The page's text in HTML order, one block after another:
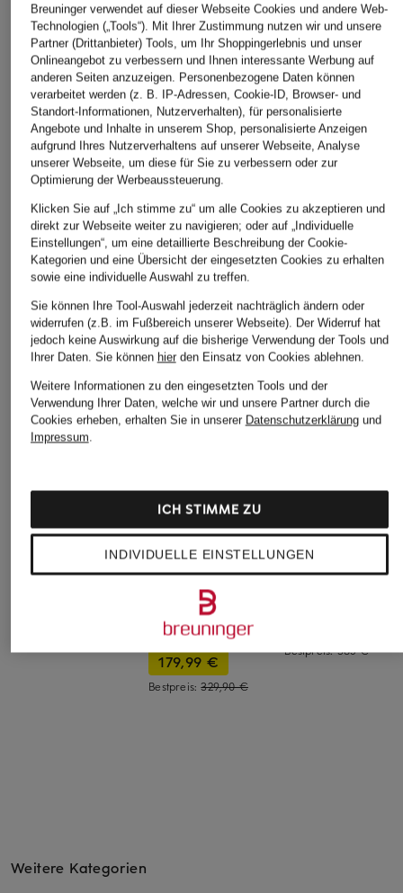
ÄHNLICHE ARTIKEL ENTDECKEN
+Aktionsrabatt
TOMMY HILFIGER
Blazer
179,99 €
Bestpreis:329,90 €
Bestpreis:385 €
Weitere Kategorien
Breuninger verwendet auf dieser Webseite Cookies und andere Web-
Technologien („Tools“). Mit Ihrer Zustimmung nutzen wir und unsere
Partner (Drittanbieter) Tools, um Ihr Shoppingerlebnis und unser
Onlineangebot zu verbessern und Ihnen interessante Werbung auf
anderen Seiten anzuzeigen. Personenbezogene Daten können
verarbeitet werden (z. B. IP-Adressen, Cookie-ID, Browser- und
Standort-Informationen, Nutzerverhalten), für personalisierte
Angebote und Inhalte in unserem Shop, personalisierte Anzeigen
aufgrund Ihres Nutzerverhaltens auf unserer Webseite, Analyse
unserer Webseite, um diese für Sie zu verbessern oder zur
Optimierung der Werbeaussteuerung.
Klicken Sie auf „Ich stimme zu“ um alle Cookies zu akzeptieren und
direkt zur Webseite weiter zu navigieren; oder auf „Individuelle
Einstellungen“, um eine detaillierte Beschreibung der Cookie-
Kategorien und eine Übersicht der eingesetzten Cookies zu erhalten
sowie eine individuelle Auswahl zu treffen.
Sie können Ihre Tool-Auswahl jederzeit nachträglich ändern oder
widerrufen (z.B. im Fußbereich unserer Webseite). Der Widerruf hat
jedoch keine Auswirkung auf die bisherige Verwendung der Tools und
Ihrer Daten. Sie können hierden Einsatz von Cookies ablehnen.
Weitere Informationen zu den eingesetzten Tools und der
Verwendung Ihrer Daten, welche wir und unsere Partner durch die
Cookies erheben, erhalten Sie in unserer Datenschutzerklärungund
Impressum.
INDIVIDUELLE EINSTELLUNGEN
ICH STIMME ZU